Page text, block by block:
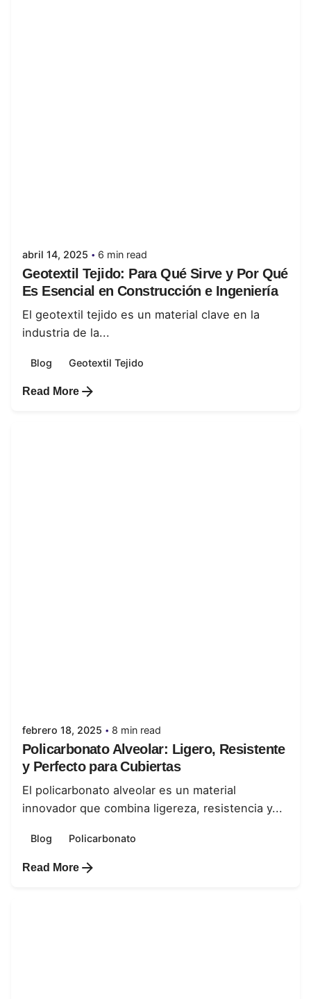
abril 14, 2025 6 min read
Geotextil Tejido: Para Qué Sirve y Por Qué
Es Esencial en Construcción e Ingeniería
El geotextil tejido es un material clave en la
industria de la...
Blog Geotextil Tejido
Read More
febrero 18, 2025 8 min read
Policarbonato Alveolar: Ligero, Resistente
y Perfecto para Cubiertas
El policarbonato alveolar es un material
innovador que combina ligereza, resistencia y...
Blog Policarbonato
Read More